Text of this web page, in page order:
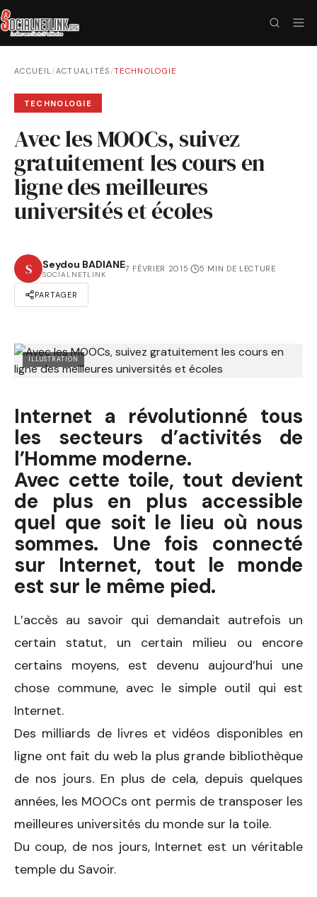
ACCUEIL/ACTUALITÉS /TECHNOLOGIE
TECHNOLOGIE
Avec les MOOCs, suivez
gratuitement les cours en
ligne des meilleures
universités et écoles
S Seydou BADIANE
SOCIALNETLINK
7 FÉVRIER 2015· 5 MIN DE LECTURE
PARTAGER
ILLUSTRATION
Internet a révolutionné tous
les secteurs d’activités de
l’Homme moderne.
Avec cette toile, tout devient
de plus en plus accessible
quel que soit le lieu où nous
sommes. Une fois connecté
sur Internet, tout le monde
est sur le même pied.
L’accès au savoir qui demandait autrefois un
certain statut, un certain milieu ou encore
certains moyens, est devenu aujourd’hui une
chose commune, avec le simple outil qui est
Internet.
Des milliards de livres et vidéos disponibles en
ligne ont fait du web la plus grande bibliothèque
de nos jours. En plus de cela, depuis quelques
années, les MOOCs ont permis de transposer les
meilleures universités du monde sur la toile.
Du coup, de nos jours, Internet est un véritable
temple du Savoir.